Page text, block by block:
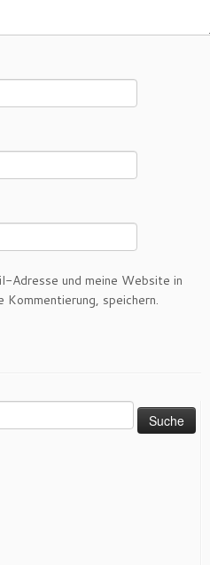
Adresse und meine Website in
speichern.